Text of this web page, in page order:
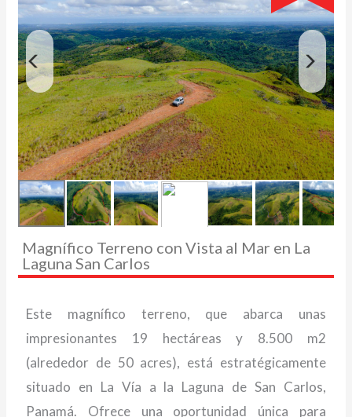
Magnífico Terreno con Vista al Mar en La
Laguna San Carlos
Este magnífico terreno, que abarca unas
impresionantes 19 hectáreas y 8.500 m2
(alrededor de 50 acres), está estratégicamente
situado en La Vía a la Laguna de San Carlos,
Panamá. Ofrece una oportunidad única para